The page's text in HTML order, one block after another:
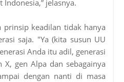
jelasnya.
prinsip keadilan tidak hanya
saja. "Ya (kita susun UU
Anda itu adil, generasi
gen Alpa dan sebagainya
dengan nanti di masa